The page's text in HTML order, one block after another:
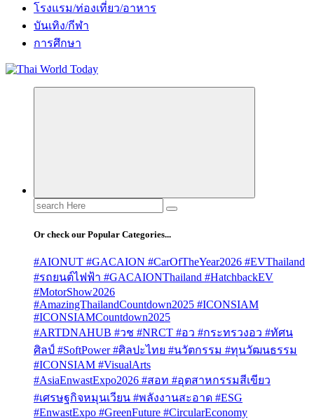
โรงแรม/ท่องเที่ยว/อาหาร
บันเทิง/กีฬา
การศึกษา
Search
for:
Or check our Popular Categories...
#AIONUT #GACAION #CarOfTheYear2026 #EVThailand
#รถยนต์ไฟฟ้า #GACAIONThailand #HatchbackEV
#MotorShow2026
#AmazingThailandCountdown2025 #ICONSIAM
#ICONSIAMCountdown2025
#ARTDNAHUB #วช #NRCT #อว #กระทรวงอว #ทัศน
ศิลป์ #SoftPower #ศิลปะไทย #นวัตกรรม #ทุนวัฒนธรรม
#ICONSIAM #VisualArts
#AsiaEnwastExpo2026 #สอท #อุตสาหกรรมสีเขียว
#เศรษฐกิจหมุนเวียน #พลังงานสะอาด #ESG
#EnwastExpo #GreenFuture #CircularEconomy